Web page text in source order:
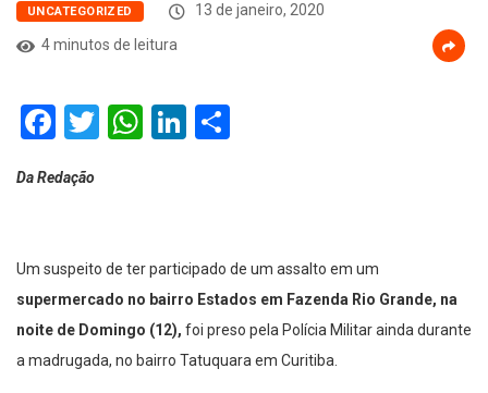
UNCATEGORIZED
13 de janeiro, 2020
4 minutos de leitura
Facebook
Twitter
WhatsApp
LinkedIn
Da Redação
Um suspeito de ter participado de um assalto em um
supermercado no bairro Estados em Fazenda Rio Grande, na
noite de Domingo (12), foi preso pela Polícia Militar ainda durante
a madrugada, no bairro Tatuquara em Curitiba.